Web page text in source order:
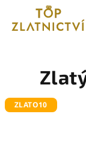
obsah
ZLATO10